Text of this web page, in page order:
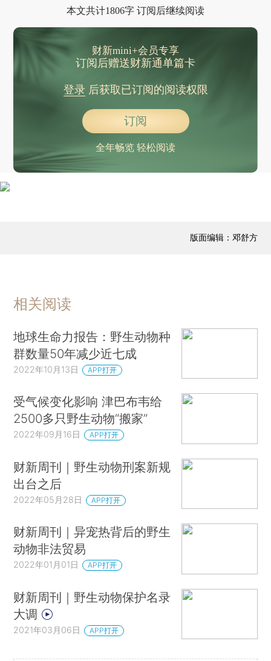
本文共计1806字 订阅后继续阅读
财新mini+会员专享
订阅后赠送财新通单篇卡
登录后获取已订阅的阅读权限
订阅
全年畅览 轻松阅读
版面编辑：邓舒方
相关阅读
地球生命力报告：野生动物种
群数量50年减少近七成
2022年10月13日 APP打开
受气候变化影响 津巴布韦给
2500多只野生动物“搬家”
2022年09月16日 APP打开
财新周刊｜野生动物刑案新规
出台之后
2022年05月28日 APP打开
财新周刊｜异宠热背后的野生
动物非法贸易
2022年01月01日 APP打开
财新周刊｜野生动物保护名录
大调
2021年03月06日 APP打开